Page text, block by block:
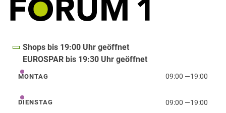
Shops bis 19:00 Uhr geöffnet
EUROSPAR bis 19:30 Uhr geöffnet
Montag
MONTAG 09:00 —19:00
Dienstag
DIENSTAG 09:00 —19:00